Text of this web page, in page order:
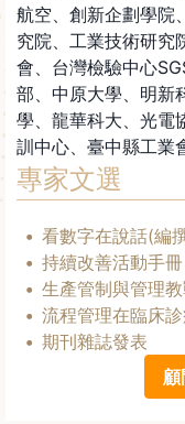
航空、創新企劃學院
究院、工業技術研究
會、台灣檢驗中心
部、中原大學、明新
學、龍華科大、光電
訓中心、臺中縣工業
專家文選
看數字在說話(編
持續改善活動手冊
生產管制與管理
流程管理在臨床
期刊雜誌發表